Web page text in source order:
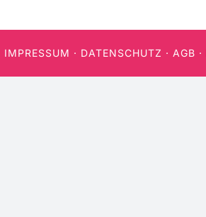
IMPRESSUM · DATENSCHUTZ · AGB ·